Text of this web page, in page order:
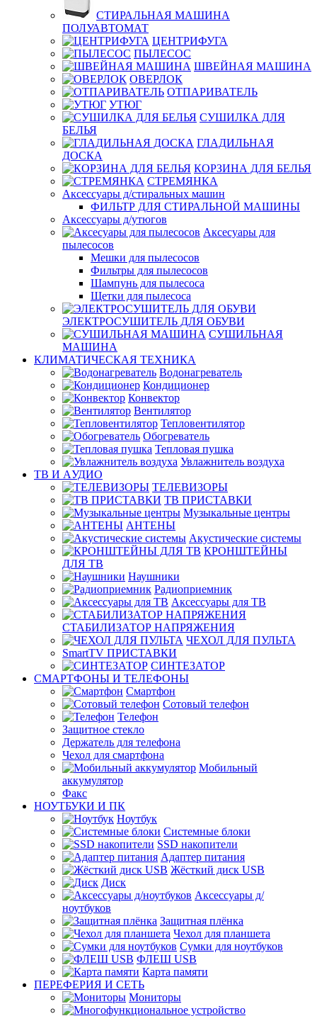
СТИРАЛЬНАЯ МАШИНА
ПОЛУАВТОМАТ
ЦЕНТРИФУГА
ПЫЛЕСОС
ШВЕЙНАЯ МАШИНА
ОВЕРЛОК
ОТПАРИВАТЕЛЬ
УТЮГ
СУШИЛКА ДЛЯ
БЕЛЬЯ
ГЛАДИЛЬНАЯ
ДОСКА
КОРЗИНА ДЛЯ БЕЛЬЯ
СТРЕМЯНКА
Аксессуары д/стиральных машин
ФИЛЬТР ДЛЯ СТИРАЛЬНОЙ МАШИНЫ
Аксессуары д/утюгов
Аксесуары для
пылесосов
Мешки для пылесосов
Фильтры для пылесосов
Шампунь для пылесоса
Щетки для пылесоса
ЭЛЕКТРОСУШИТЕЛЬ ДЛЯ ОБУВИ
СУШИЛЬНАЯ
МАШИНА
КЛИМАТИЧЕСКАЯ ТЕХНИКА
Водонагреватель
Кондиционер
Конвектор
Вентилятор
Тепловентилятор
Обогреватель
Тепловая пушка
Увлажнитель воздуха
ТВ И AУДИО
ТЕЛЕВИЗОРЫ
ТВ ПРИСТАВКИ
Музыкальные центры
АНТЕНЫ
Акустические системы
КРОНШТЕЙНЫ
ДЛЯ ТВ
Наушники
Радиоприемник
Аксессуары для ТВ
СТАБИЛИЗАТОР НАПРЯЖЕНИЯ
ЧЕХОЛ ДЛЯ ПУЛЬТА
SmartTV ПРИСТАВКИ
СИНТЕЗАТОР
СМАРТФОНЫ И ТЕЛЕФОНЫ
Смартфон
Сотовый телефон
Телефон
Защитное стекло
Держатель для телефона
Чехол для смартфона
Мобильный
аккумулятор
Факс
НОУТБУКИ И ПК
Ноутбук
Системные блоки
SSD накопители
Адаптер питания
Жёсткий диск USB
Диск
Аксессуары д/
ноутбуков
Защитная плёнка
Чехол для планшета
Сумки для ноутбуков
ФЛЕШ USB
Карта памяти
ПЕРЕФЕРИЯ И СЕТЬ
Мониторы